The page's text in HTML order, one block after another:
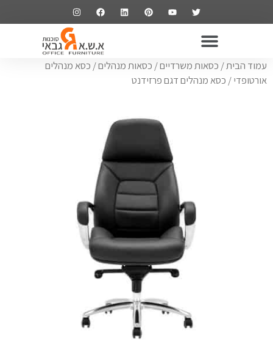
עמוד הבית/ כסאות משרדיים/ כסאות מנהלים/ כסא מנהלים
אורטופדי/ כסא מנהלים דגם פרזידנט